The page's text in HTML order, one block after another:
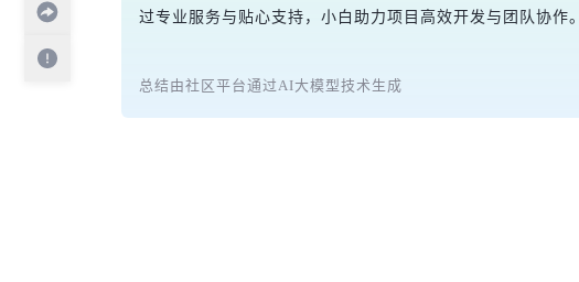
过专业服务与贴心支持，小白助力项目高效开发与团队协作。
总结由社区平台通过AI大模型技术生成